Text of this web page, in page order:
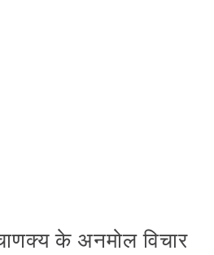
के अनमोल विचार